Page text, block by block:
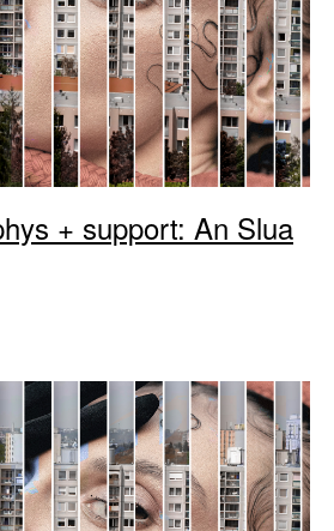
+ support: An Slua